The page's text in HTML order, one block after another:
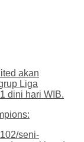
akan
Liga
dini hari WIB.
seni-